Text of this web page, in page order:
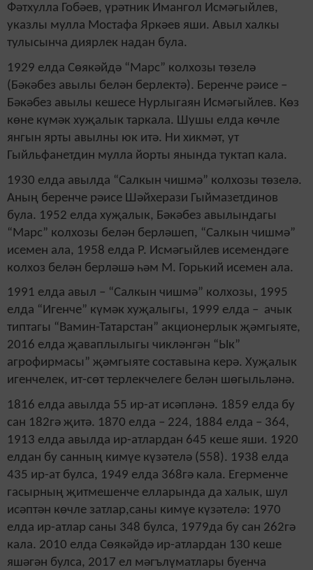
Фәтхулла Гобәев, үрәтник Имангол Исмәгыйлев,
указлы мулла Мостафа Яркәев яши. Авыл халкы
тулысынча диярлек надан була.
1929 елда Сөякәйдә “Марс” колхозы төзелә
(Бәкәбез авылы белән берлектә). Беренче рәисе –
Бәкәбез авылы кешесе Нурлыгаян Исмәгыйлев. Көз
көне күмәк хуҗалык таркала. Шушы елда көчле
янгын ярты авылны юк итә. Ни хикмәт, ут
Гыйльфанетдин мулла йорты янында туктап кала.
1930 елда авылда “Салкын чишмә” колхозы төзелә.
Аның беренче рәисе Шәйхерази Гыймазетдинов
була. 1952 елда хуҗалык, Бәкәбез авылындагы
“Марс” колхозы белән берләшеп, “Салкын чишмә”
исемен ала, 1958 елда Р. Исмәгыйлев исемендәге
колхоз белән берләшә һәм М. Горький исемен ала.
1991 елда авыл – “Салкын чишмә” колхозы, 1995
елда “Игенче” күмәк хуҗалыгы, 1999 елда – ачык
типтагы “Вамин-Татарстан” акционерлык җәмгыяте,
2016 елда җаваплылыгы чикләнгән “Ык”
агрофирмасы” җәмгыяте составына керә. Хуҗалык
игенчелек, ит-сөт терлекчелеге белән шөгыльләнә.
1816 елда авылда 55 ир-ат исәпләнә. 1859 елда бу
сан 182гә җитә. 1870 елда – 224, 1884 елда – 364,
1913 елда авылда ир-атлардан 645 кеше яши. 1920
елдан бу санның кимүе күзәтелә (558). 1938 елда
435 ир-ат булса, 1949 елда 368гә кала. Егерменче
гасырның җитмешенче елларында да халык, шул
исәптән көчле затлар,саны кимүе күзәтелә: 1970
елда ир-атлар саны 348 булса, 1979да бу сан 262гә
кала. 2010 елда Сөякәйдә ир-атлардан 130 кеше
яшәгән булса, 2017 ел мәгълүматлары буенча